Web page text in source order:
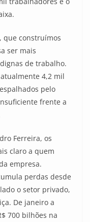
que construímos
ser mais
de trabalho.
4,2 mil
pelo
frente a
Ferreira, os
claro a quem
empresa.
perdas desde
o setor privado,
De janeiro a
700 bilhões na